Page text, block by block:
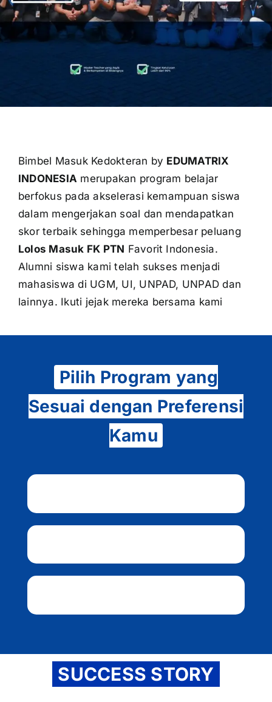
OUR PROGRAM
CONTACT US
Bimbel Masuk Kedokteran by EDUMATRIX
INDONESIA merupakan program belajar
berfokus pada akselerasi kemampuan siswa
dalam mengerjakan soal dan mendapatkan
skor terbaik sehingga memperbesar peluang
Lolos Masuk FK PTN Favorit Indonesia.
Alumni siswa kami telah sukses menjadi
mahasiswa di UGM, UI, UNPAD, UNPAD dan
lainnya. Ikuti jejak mereka bersama kami
Pilih Program yang
Sesuai dengan Preferensi
Kamu
SUCCESS STORY